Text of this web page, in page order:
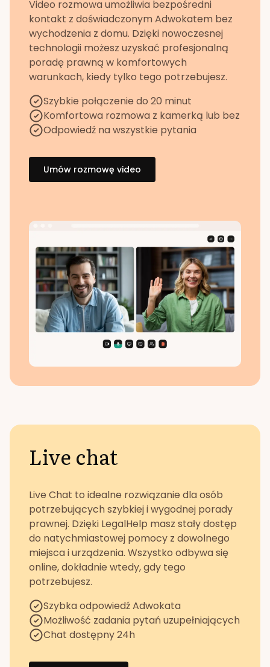
Video rozmowa umożliwia bezpośredni
kontakt z doświadczonym Adwokatem bez
wychodzenia z domu. Dzięki nowoczesnej
technologii możesz uzyskać profesjonalną
poradę prawną w komfortowych
warunkach, kiedy tylko tego potrzebujesz.
Szybkie połączenie do 20 minut
Komfortowa rozmowa z kamerką lub bez
Odpowiedź na wszystkie pytania
Umów rozmowę video
Live chat
Live Chat to idealne rozwiązanie dla osób
potrzebujących szybkiej i wygodnej porady
prawnej. Dzięki LegalHelp masz stały dostęp
do natychmiastowej pomocy z dowolnego
miejsca i urządzenia. Wszystko odbywa się
online, dokładnie wtedy, gdy tego
potrzebujesz.
Szybka odpowiedź Adwokata
Możliwość zadania pytań uzupełniających
Chat dostępny 24h